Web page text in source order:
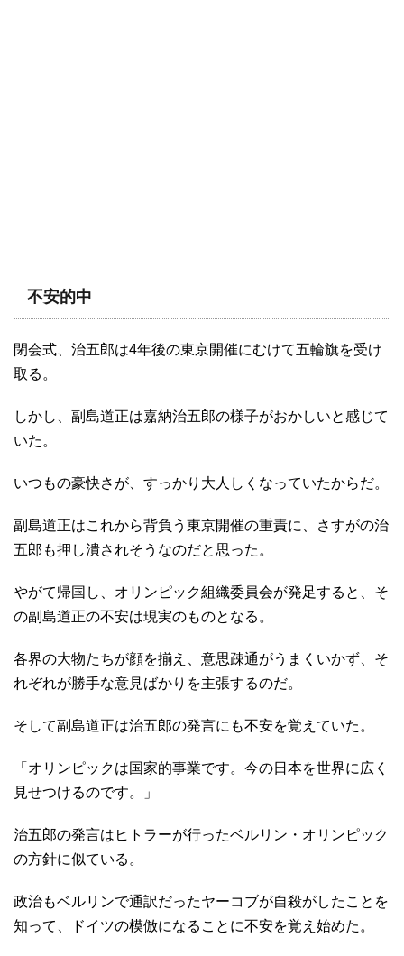
不安的中
閉会式、治五郎は4年後の東京開催にむけて五輪旗を受け
取る。
しかし、副島道正は嘉納治五郎の様子がおかしいと感じて
いた。
いつもの豪快さが、すっかり大人しくなっていたからだ。
副島道正はこれから背負う東京開催の重責に、さすがの治
五郎も押し潰されそうなのだと思った。
やがて帰国し、オリンピック組織委員会が発足すると、そ
の副島道正の不安は現実のものとなる。
各界の大物たちが顔を揃え、意思疎通がうまくいかず、そ
れぞれが勝手な意見ばかりを主張するのだ。
そして副島道正は治五郎の発言にも不安を覚えていた。
「オリンピックは国家的事業です。今の日本を世界に広く
見せつけるのです。」
治五郎の発言はヒトラーが行ったベルリン・オリンピック
の方針に似ている。
政治もベルリンで通訳だったヤーコブが自殺がしたことを
知って、ドイツの模倣になることに不安を覚え始めた。